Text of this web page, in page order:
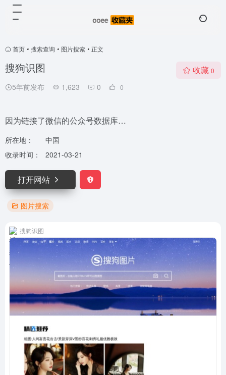
首页 • 搜索查询 • 图片搜索 • 正文
搜狗识图
5年前发布 1,623 0 0
收藏 0
因为链接了微信的公众号数据库…
所在地：
中国
收录时间：
2021-03-21
打开网站
图片搜索
搜狗识图